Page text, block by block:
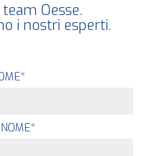
Oesse.
i nostri esperti.
*
*